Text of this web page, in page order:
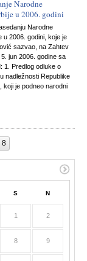
Narodne
u 2006. godini
Narodne
u 2006. godini, koje je
sazvao, na Zahtev
jun 2006. godine sa
1. Predlog odluke o
nadležnosti Republike
koji je podneo narodni
8
S N
1 2
8 9